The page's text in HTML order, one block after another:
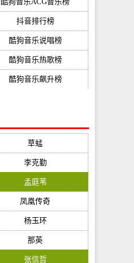
抖音排行榜
酷狗音乐说唱榜
酷狗音乐热歌榜
酷狗音乐飙升榜
草蜢
李克勤
孟庭苇
凤凰传奇
杨玉环
那英
张信哲